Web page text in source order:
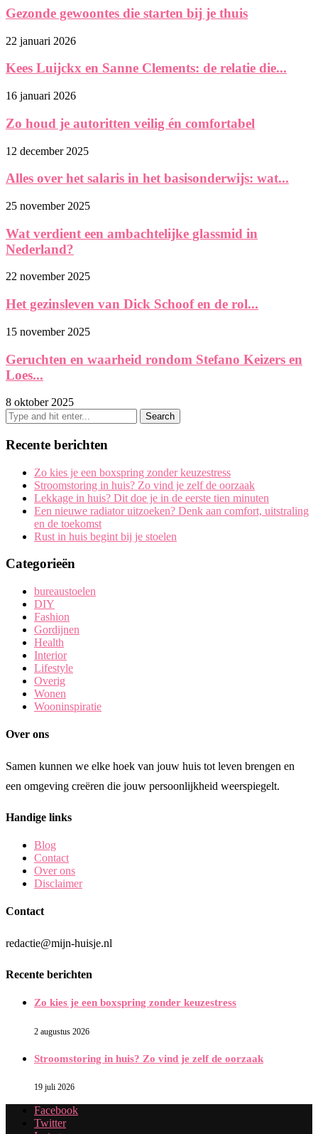
Gezonde gewoontes die starten bij je thuis
22 januari 2026
Kees Luijckx en Sanne Clements: de relatie die...
16 januari 2026
Zo houd je autoritten veilig én comfortabel
12 december 2025
Alles over het salaris in het basisonderwijs: wat...
25 november 2025
Wat verdient een ambachtelijke glassmid in
Nederland?
22 november 2025
Het gezinsleven van Dick Schoof en de rol...
15 november 2025
Geruchten en waarheid rondom Stefano Keizers en
Loes...
8 oktober 2025
Recente berichten
Zo kies je een boxspring zonder keuzestress
Stroomstoring in huis? Zo vind je zelf de oorzaak
Lekkage in huis? Dit doe je in de eerste tien minuten
Een nieuwe radiator uitzoeken? Denk aan comfort, uitstraling
en de toekomst
Rust in huis begint bij je stoelen
Categorieën
bureaustoelen
DIY
Fashion
Gordijnen
Health
Interior
Lifestyle
Overig
Wonen
Wooninspiratie
Over ons
Samen kunnen we elke hoek van jouw huis tot leven brengen en
een omgeving creëren die jouw persoonlijkheid weerspiegelt.
Handige links
Blog
Contact
Over ons
Disclaimer
Contact
redactie@mijn-huisje.nl
Recente berichten
Zo kies je een boxspring zonder keuzestress
2 augustus 2026
Stroomstoring in huis? Zo vind je zelf de oorzaak
19 juli 2026
Facebook
Twitter